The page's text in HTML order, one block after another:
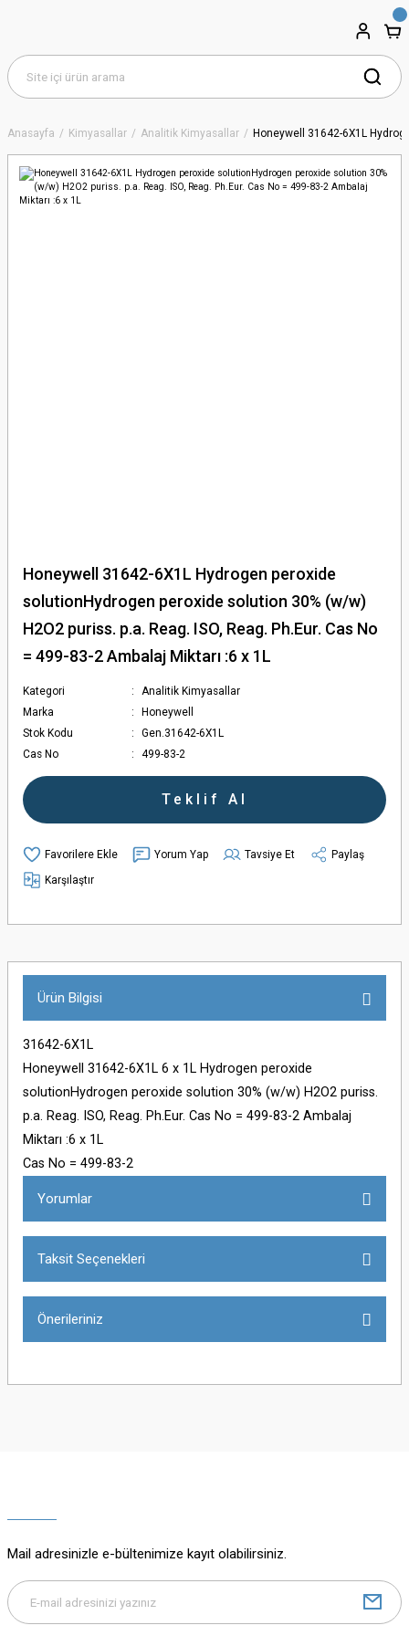
Anasayfa Kimyasallar Analitik Kimyasallar Honeywell 31642-6X1L
Honeywell 31642-6X1L Hydrogen peroxide
solutionHydrogen peroxide solution 30% (w/w)
H2O2 puriss. p.a. Reag. ISO, Reag. Ph.Eur. Cas No
= 499-83-2 Ambalaj Miktarı :6 x 1L
Kategori
Analitik Kimyasallar
Marka
Honeywell
Stok Kodu
Gen.31642-6X1L
Cas No
499-83-2
Teklif Al
Yorum Yap Tavsiye Et
Paylaş
Karşılaştır
Ürün Bilgisi
31642-6X1L
Honeywell 31642-6X1L 6 x 1L Hydrogen peroxide
solutionHydrogen peroxide solution 30% (w/w) H2O2 puriss.
p.a. Reag. ISO, Reag. Ph.Eur. Cas No = 499-83-2 Ambalaj
Miktarı :6 x 1L
Cas No = 499-83-2
Yorumlar
Taksit Seçenekleri
Önerileriniz
Ürün açıklamasında eksik bilgiler bulunuyor.
Ürün bilgilerinde hatalar bulunuyor.
Bu ürüne benzer farklı alternatifler olmalı.
Mail adresinizle e-bültenimize kayıt olabilirsiniz.